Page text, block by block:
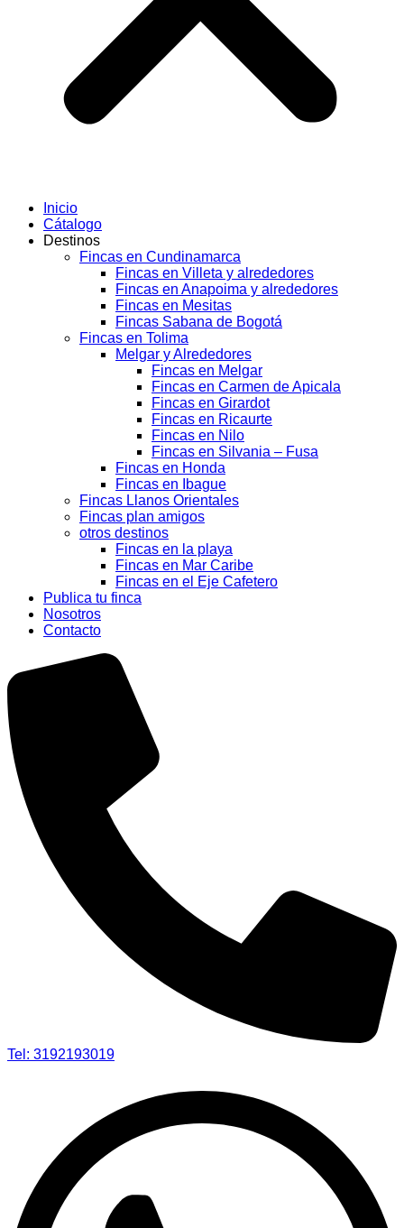
Inicio
Cátalogo
Destinos
Fincas en Cundinamarca
Fincas en Villeta y alrededores
Fincas en Anapoima y alrededores
Fincas en Mesitas
Fincas Sabana de Bogotá
Fincas en Tolima
Melgar y Alrededores
Fincas en Melgar
Fincas en Carmen de Apicala
Fincas en Girardot
Fincas en Ricaurte
Fincas en Nilo
Fincas en Silvania – Fusa
Fincas en Honda
Fincas en Ibague
Fincas Llanos Orientales
Fincas plan amigos
otros destinos
Fincas en la playa
Fincas en Mar Caribe
Fincas en el Eje Cafetero
Publica tu finca
Nosotros
Contacto
Tel: 3192193019